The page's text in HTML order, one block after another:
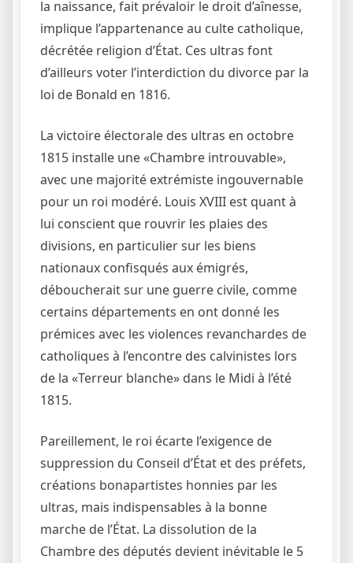
la naissance, fait prévaloir le droit d’aînesse,
implique l’appartenance au culte catholique,
décrétée religion d’État. Ces ultras font
d’ailleurs voter l’interdiction du divorce par la
loi de Bonald en 1816.
La victoire électorale des ultras en octobre
1815 installe une «Chambre introuvable»,
avec une majorité extrémiste ingouvernable
pour un roi modéré. Louis XVIII est quant à
lui conscient que rouvrir les plaies des
divisions, en particulier sur les biens
nationaux confisqués aux émigrés,
déboucherait sur une guerre civile, comme
certains départements en ont donné les
prémices avec les violences revanchardes de
catholiques à l’encontre des calvinistes lors
de la «Terreur blanche» dans le Midi à l’été
1815.
Pareillement, le roi écarte l’exigence de
suppression du Conseil d’État et des préfets,
créations bonapartistes honnies par les
ultras, mais indispensables à la bonne
marche de l’État. La dissolution de la
Chambre des députés devient inévitable le 5